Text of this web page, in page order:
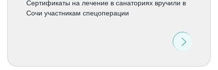
Сертификаты на лечение в санаториях вручили в
Сочи участникам спецоперации